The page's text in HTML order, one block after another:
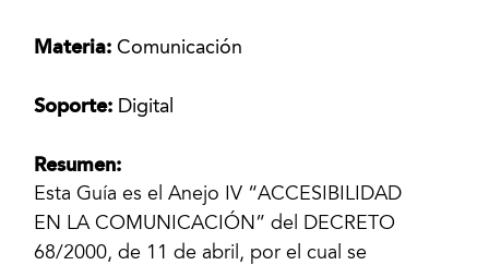
Materia:Comunicación
Soporte: Digital
Resumen:
Esta Guía es el Anejo IV “ACCESIBILIDAD
EN LA COMUNICACIÓN” del DECRETO
68/2000, de 11 de abril, por el cual se